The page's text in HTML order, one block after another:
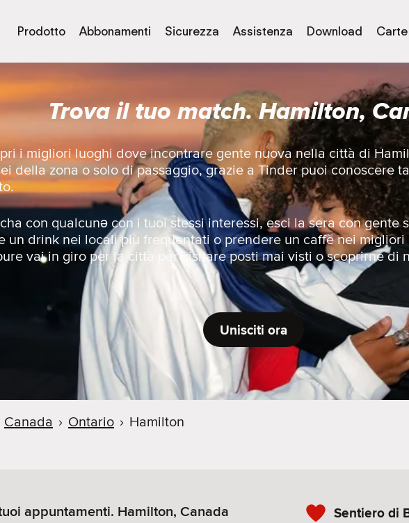
Prodotto Abbonamenti Sicurezza Assistenza Download
Trova il tuo match. Hamilton,
i migliori luoghi dove incontrare gente nuova nella città di
della zona o solo di passaggio, grazie a Tinder puoi conoscere
con qualcunə con i tuoi stessi interessi, esci la sera con gente
un drink nei locali più frequentati o prendere un caffè nei migliori
vai in giro per la città per visitare posti mai visti o scoprirne di
Unisciti ora
Canada › Ontario › Hamilton
appuntamenti. Hamilton, Canada
Sentiero di